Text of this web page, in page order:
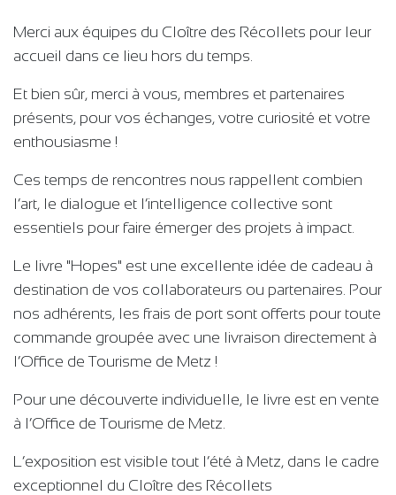
Merci aux équipes du Cloître des Récollets pour leur
accueil dans ce lieu hors du temps.
Et bien sûr, merci à vous, membres et partenaires
présents, pour vos échanges, votre curiosité et votre
enthousiasme !
Ces temps de rencontres nous rappellent combien
l’art, le dialogue et l’intelligence collective sont
essentiels pour faire émerger des projets à impact.
Le livre "Hopes" est une excellente idée de cadeau à
destination de vos collaborateurs ou partenaires. Pour
nos adhérents, les frais de port sont offerts pour toute
commande groupée avec une livraison directement à
l’Office de Tourisme de Metz !
Pour une découverte individuelle, le livre est en vente
à l’Office de Tourisme de Metz.
L’exposition est visible tout l’été à Metz, dans le cadre
exceptionnel du Cloître des Récollets